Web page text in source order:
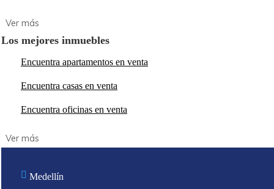
Los mejores inmuebles
Encuentra apartamentos en venta
Encuentra casas en venta
Encuentra oficinas en venta
Medellín